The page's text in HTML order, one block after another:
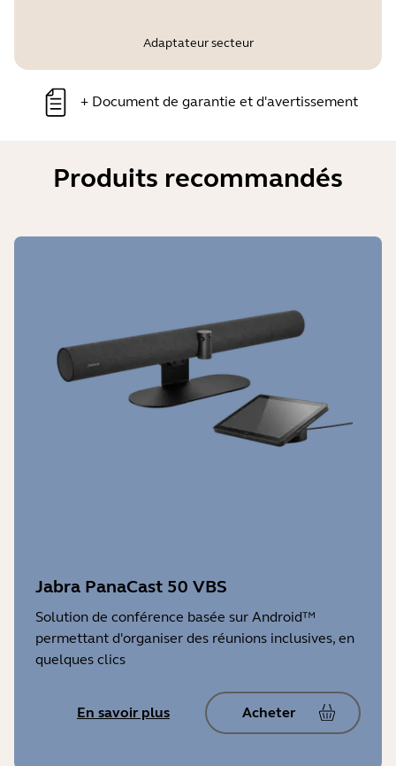
Adaptateur secteur
+ Document de garantie et d'avertissement
Produits recommandés
Jabra PanaCast 50 VBS
Solution de conférence basée sur Android™
permettant d'organiser des réunions inclusives, en
quelques clics
En savoir plus Acheter